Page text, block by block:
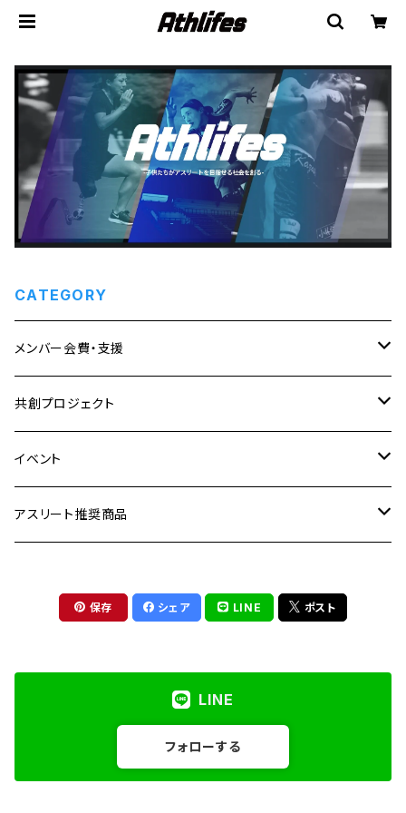
CATEGORY
メンバー会費・支援
顧問(評議員)
スポンサー
アスリート
共創プロジェクト
アスリート共育資格
アスリートPR事業
イベント
協賛・支援チケット
アスリート推奨商品
メンテナンス
保存 シェア LINE ポスト
LINE
フォローする